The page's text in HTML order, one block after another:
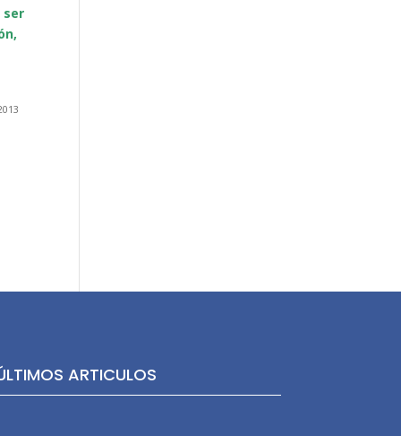
ser
ARTICULOS